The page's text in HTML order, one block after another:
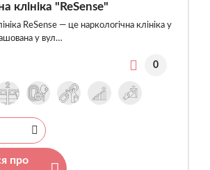
клініка "ReSense"
ReSense — це наркологічна клініка у
у вул…
0
про